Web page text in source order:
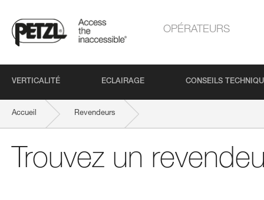
OPÉRATEURS
VERTICALITÉ ECLAIRAGE CONSEILS
Accueil Revendeurs
Trouvez un